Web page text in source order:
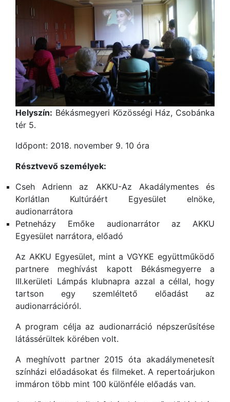
Helyszín: Békásmegyeri Közösségi Ház, Csobánka
tér 5.
Időpont: 2018. november 9. 10 óra
Résztvevő személyek:
Cseh Adrienn az AKKU-Az Akadálymentes és
Korlátlan Kultúráért Egyesület elnöke,
audionarrátora
Petneházy Emőke audionarrátor az AKKU
Egyesület narrátora, előadó
Az AKKU Egyesület, mint a VGYKE együttműködő
partnere meghívást kapott Békásmegyerre a
III.kerületi Lámpás klubnapra azzal a céllal, hogy
tartson egy szemléltető előadást az
audionarrációról.
A program célja az audionarráció népszerűsítése
látássérültek körében volt.
A meghívott partner 2015 óta akadálymenetesít
színházi előadásokat és filmeket. A repertoárjukon
immáron több mint 100 különféle előadás van.